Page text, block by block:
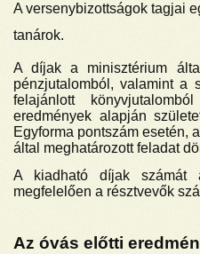
A versenybizottságok tagjai
tanárok.
A díjak a minisztérium
pénzjutalomból, valamint a
felajánlott
eredmények alapján
Egyforma pontszám esetén,
által meghatározott feladat
A kiadható díjak számát
megfelelően a résztvevők
Az óvás előtti